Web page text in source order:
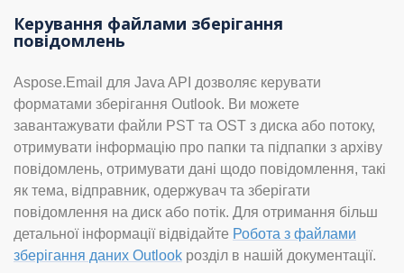
Керування файлами зберігання
повідомлень
Aspose.Email для Java API дозволяє керувати
форматами зберігання Outlook. Ви можете
завантажувати файли PST та OST з диска або потоку,
отримувати інформацію про папки та підпапки з архіву
повідомлень, отримувати дані щодо повідомлення, такі
як тема, відправник, одержувач та зберігати
повідомлення на диск або потік. Для отримання більш
детальної інформації відвідайте Робота з файлами
зберігання даних Outlook розділ в нашій документації.